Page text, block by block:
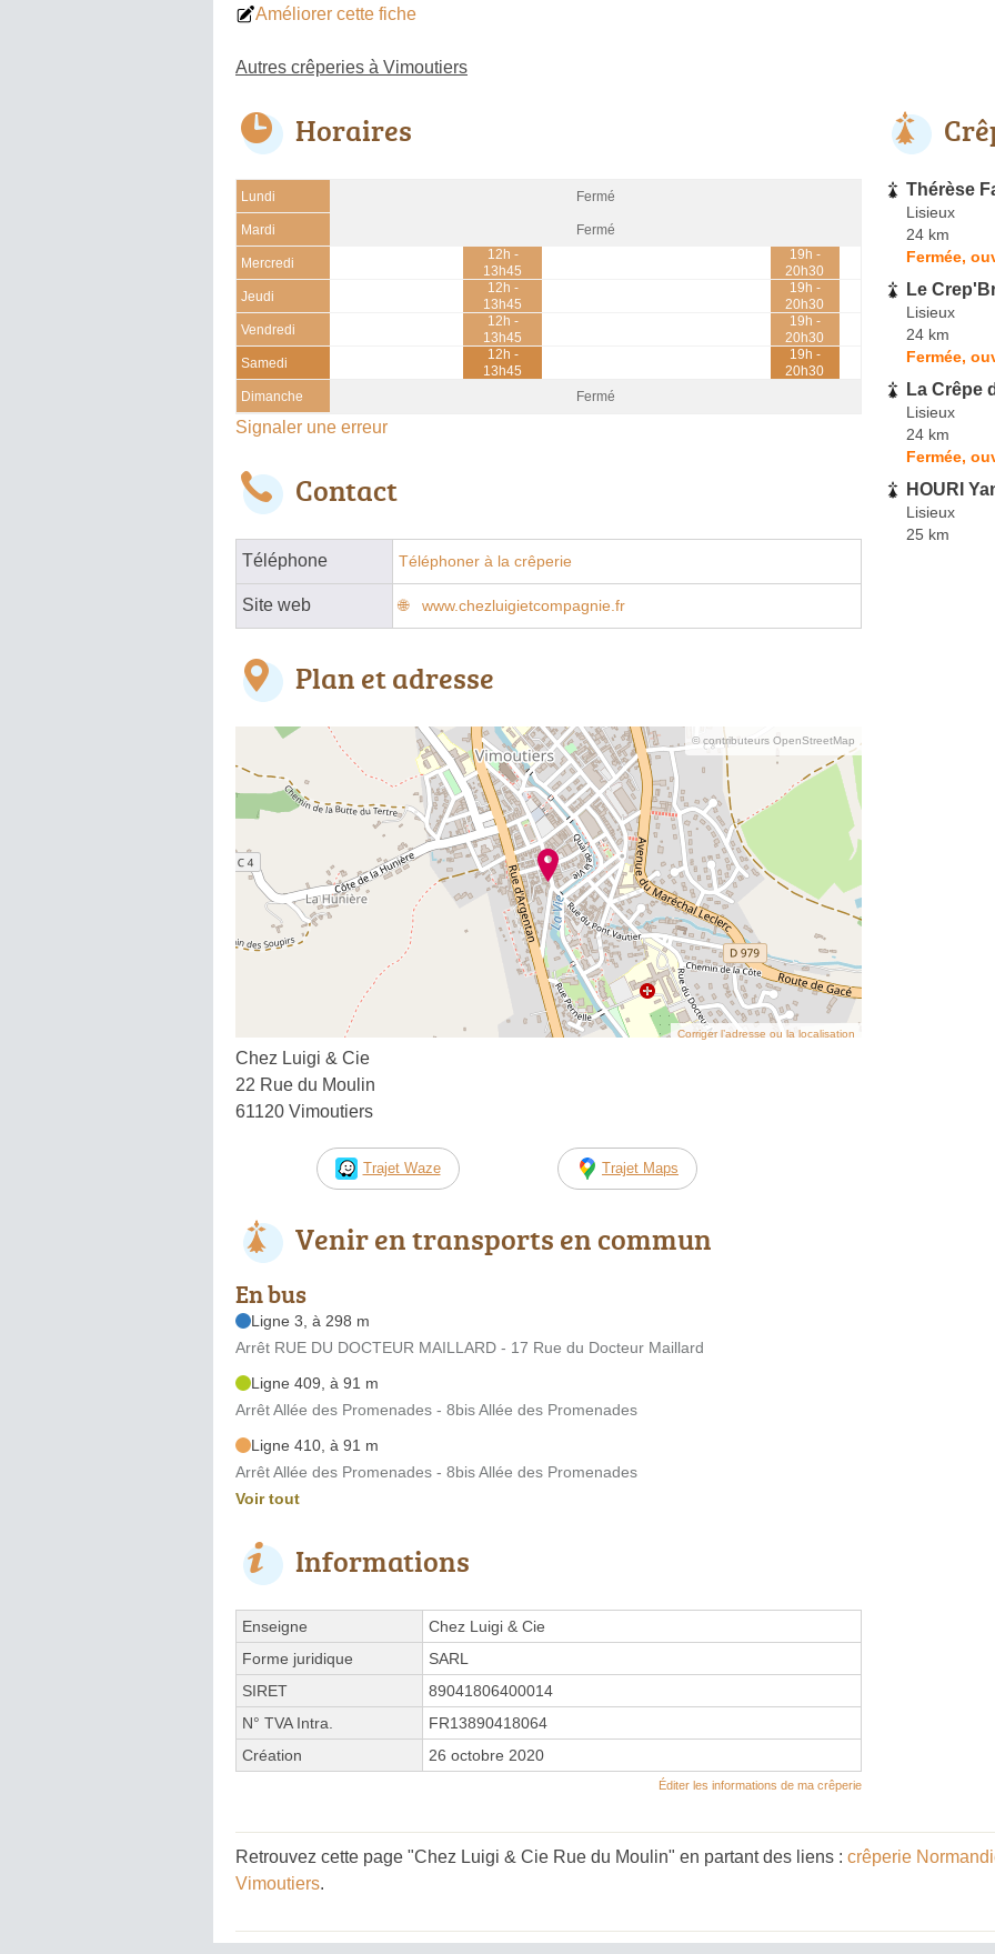
Améliorer cette fiche
Autres crêperies à Vimoutiers
Horaires
Lundi Fermé
Mardi Fermé
Mercredi
12h -
13h45
19h -
20h30
Jeudi
12h -
13h45
19h -
20h30
Vendredi
12h -
13h45
19h -
20h30
Samedi
12h -
13h45
19h -
20h30
Dimanche
Fermé
Signaler une erreur
Contact
Téléphone Téléphoner à la crêperie
Site web www.chezluigietcompagnie.fr
Plan et adresse
© contributeurs OpenStreetMap
Corriger l’adresse ou la localisation
Chez Luigi & Cie
22 Rue du Moulin
61120 Vimoutiers
Trajet Waze Trajet Maps
Venir en transports en commun
En bus
Ligne 3, à 298 m
Arrêt RUE DU DOCTEUR MAILLARD - 17 Rue du Docteur Maillard
Ligne 409, à 91 m
Arrêt Allée des Promenades - 8bis Allée des Promenades
Ligne 410, à 91 m
Arrêt Allée des Promenades - 8bis Allée des Promenades
Voir tout
Informations
Enseigne
Chez Luigi & Cie
Forme juridique
SARL
SIRET
89041806400014
N° TVA Intra.
FR13890418064
Création
26 octobre 2020
Éditer les informations de ma crêperie
Thérèse
Lisieux
24 km
Fermée,
Le
Lisieux
24 km
Fermée,
La Crêpe
Lisieux
24 km
Fermée,
HOURI
Lisieux
25 km
Retrouvez cette page "Chez Luigi & Cie Rue du Moulin" en partant des liens : crêperie
Vimoutiers.